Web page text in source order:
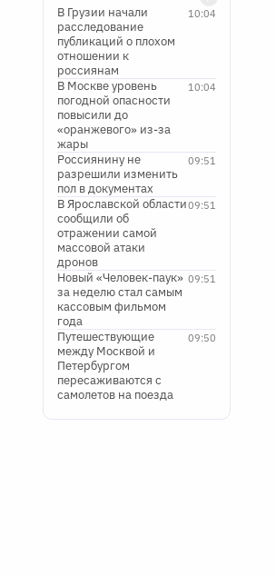
10:04
В Грузии начали
расследование
публикаций о плохом
отношении к
россиянам
10:04
В Москве уровень
погодной опасности
повысили до
«оранжевого» из-за
жары
09:51
Россиянину не
разрешили изменить
пол в документах
09:51
В Ярославской области
сообщили об
отражении самой
массовой атаки
дронов
09:51
Новый «Человек-паук»
за неделю стал самым
кассовым фильмом
года
09:50
Путешествующие
между Москвой и
Петербургом
пересаживаются с
самолетов на поезда